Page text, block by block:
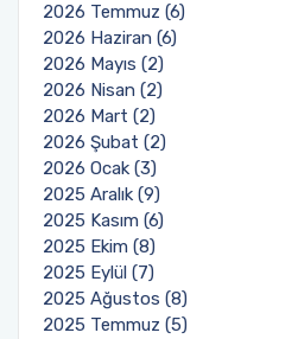
2026 Temmuz (6)
2026 Haziran (6)
2026 Mayıs (2)
2026 Nisan (2)
2026 Mart (2)
2026 Şubat (2)
2026 Ocak (3)
2025 Aralık (9)
2025 Kasım (6)
2025 Ekim (8)
2025 Eylül (7)
2025 Ağustos (8)
2025 Temmuz (5)